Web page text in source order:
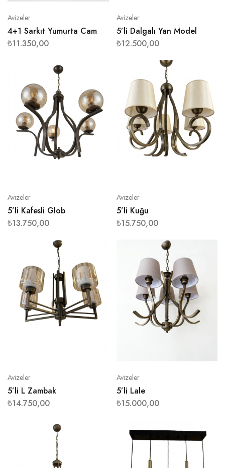
Avizeler
4+1 Sarkıt Yumurta Cam
₺11.350,00
Avizeler
5’li Dalgalı Yan Model
₺12.500,00
Avizeler
5’li Kafesli Glob
₺13.750,00
Avizeler
5’li Kuğu
₺15.750,00
Avizeler
5’li L Zambak
₺14.750,00
Avizeler
5’li Lale
₺15.000,00